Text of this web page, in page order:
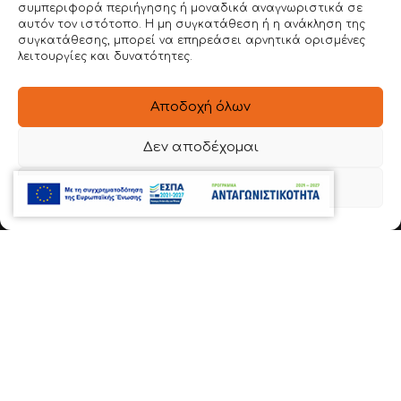
συμπεριφορά περιήγησης ή μοναδικά αναγνωριστικά σε
αυτόν τον ιστότοπο. Η μη συγκατάθεση ή η ανάκληση της
συγκατάθεσης, μπορεί να επηρεάσει αρνητικά ορισμένες
λειτουργίες και δυνατότητες.
Αποδοχή όλων
Δεν αποδέχομαι
Προβολή προτιμήσεων
ΕΠΙΚΟΙΝΩΝΙΑ
ΣΤΟΙΧΕΙΑ ΕΠΙΚΟΙΝΩΝΙΑΣ
Ιερά Οδός 54 , Βοτανικός
info@dimitroulakos.gr